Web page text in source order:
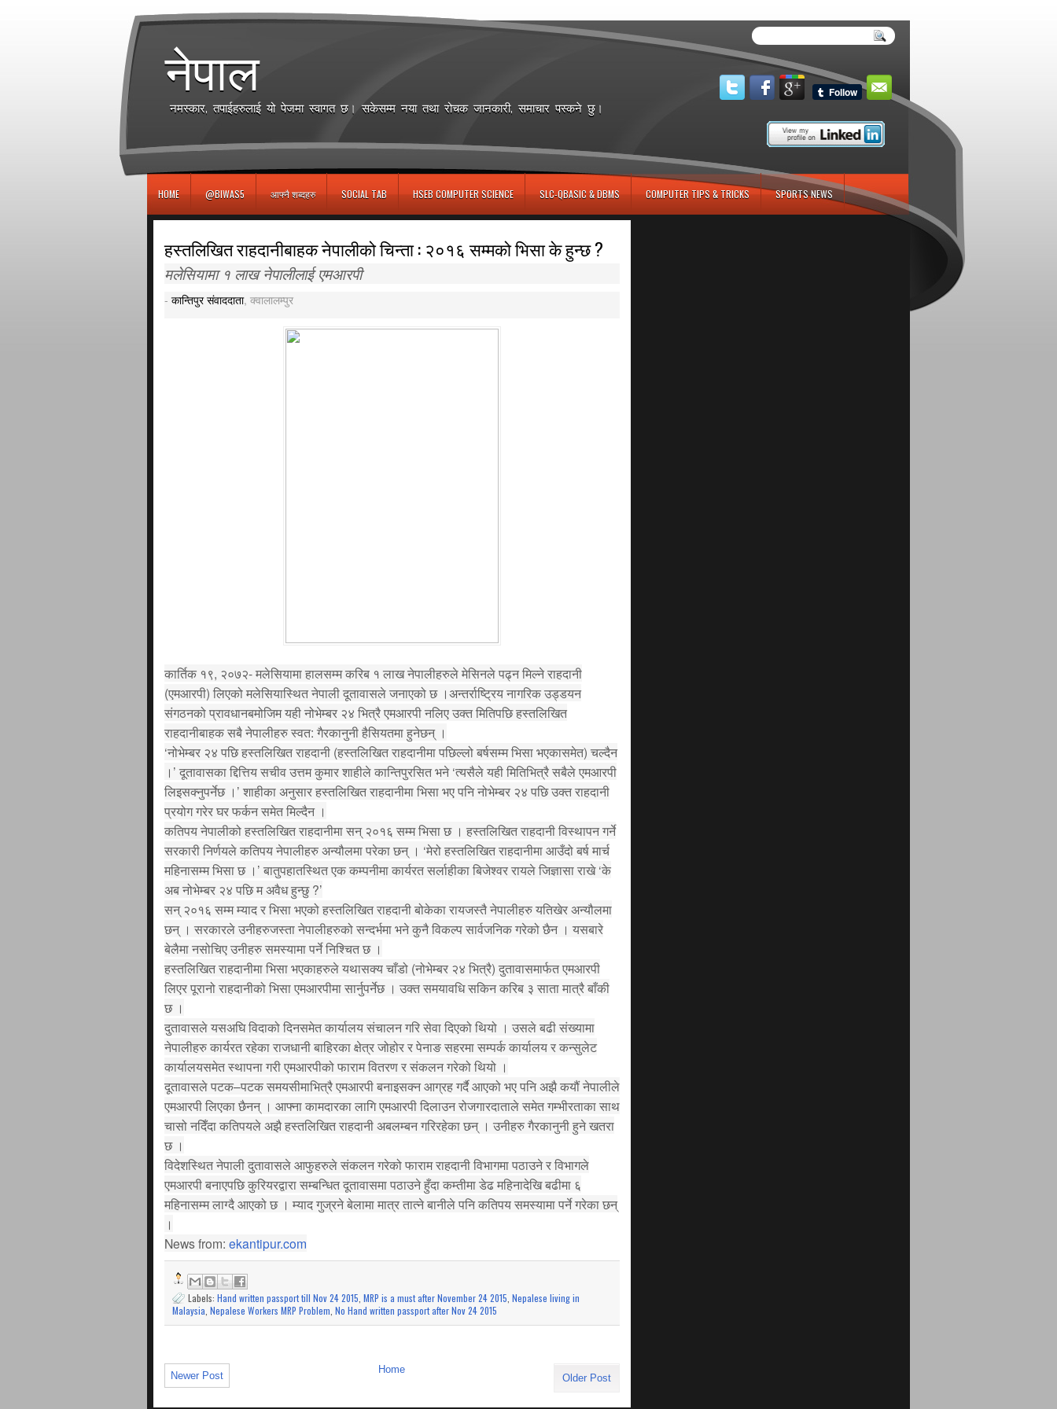
नेपाल
नमस्कार, तपाईहरुलाई यो पेजमा स्वागत छ। सकेसम्म नया तथा रोचक जानकारी, समाचार पस्कने छु।
HOME @BIWAS5 आफ्नै शब्दहरु SOCIAL TAB HSEB COMPUTER SCIENCE SLC-QBASIC & DBMS COMPUTER TIPS & TRICKS SPORTS NEWS
हस्तलिखित राहदानीबाहक नेपालीको चिन्ता : २०१६ सम्मको भिसा के हुन्छ ?
मलेसियामा १ लाख नेपालीलाई एमआरपी
- कान्तिपुर संवाददाता, क्वालालम्पुर
कार्तिक १९, २०७२- मलेसियामा हालसम्म करिब १ लाख नेपालीहरुले मेसिनले पढ्न मिल्ने राहदानी
(एमआरपी) लिएको मलेसियास्थित नेपाली दूतावासले जनाएको छ ।अन्तर्राष्ट्रिय नागरिक उड्डयन
संगठनको प्रावधानबमोजिम यही नोभेम्बर २४ भित्रै एमआरपी नलिए उक्त मितिपछि हस्तलिखित
राहदानीबाहक सबै नेपालीहरु स्वत: गैरकानुनी हैसियतमा हुनेछन् ।
‘नोभेम्बर २४ पछि हस्तलिखित राहदानी (हस्तलिखित राहदानीमा पछिल्लो बर्षसम्म भिसा भएकासमेत) चल्दैन
।’ दूतावासका द्दित्तिय सचीव उत्तम कुमार शाहीले कान्तिपुरसित भने ‘त्यसैले यही मितिभित्रै सबैले एमआरपी
लिइसक्नुपर्नेछ ।’ शाहीका अनुसार हस्तलिखित राहदानीमा भिसा भए पनि नोभेम्बर २४ पछि उक्त राहदानी
प्रयोग गरेर घर फर्कन समेत मिल्दैन ।
कतिपय नेपालीको हस्तलिखित राहदानीमा सन् २०१६ सम्म भिसा छ । हस्तलिखित राहदानी विस्थापन गर्ने
सरकारी निर्णयले कतिपय नेपालीहरु अन्यौलमा परेका छन् । ‘मेरो हस्तलिखित राहदानीमा आउँदो बर्ष मार्च
महिनासम्म भिसा छ ।’ बातुपहातस्थित एक कम्पनीमा कार्यरत सर्लाहीका बिजेश्वर रायले जिज्ञासा राखे ‘के
अब नोभेम्बर २४ पछि म अवैध हुन्छु ?’
सन् २०१६ सम्म म्याद र भिसा भएको हस्तलिखित राहदानी बोकेका रायजस्तै नेपालीहरु यतिखेर अन्यौलमा
छन् । सरकारले उनीहरुजस्ता नेपालीहरुको सन्दर्भमा भने कुनै विकल्प सार्वजनिक गरेको छैन । यसबारे
बेलैमा नसोचिए उनीहरु समस्यामा पर्ने निश्चित छ ।
हस्तलिखित राहदानीमा भिसा भएकाहरुले यथासक्य चाँडो (नोभेम्बर २४ भित्रै) दुतावासमार्फत एमआरपी
लिएर पूरानो राहदानीको भिसा एमआरपीमा सार्नुपर्नेछ । उक्त समयावधि सकिन करिब ३ साता मात्रै बाँकी
छ ।
दुतावासले यसअघि विदाको दिनसमेत कार्यालय संचालन गरि सेवा दिएको थियो । उसले बढी संख्यामा
नेपालीहरु कार्यरत रहेका राजधानी बाहिरका क्षेत्र जोहोर र पेनाङ सहरमा सम्पर्क कार्यालय र कन्सुलेट
कार्यालयसमेत स्थापना गरी एमआरपीको फाराम वितरण र संकलन गरेको थियो ।
दूतावासले पटक–पटक समयसीमाभित्रै एमआरपी बनाइसक्न आग्रह गर्दै आएको भए पनि अझै कयौं नेपालीले
एमआरपी लिएका छैनन् । आफ्ना कामदारका लागि एमआरपी दिलाउन रोजगारदाताले समेत गम्भीरताका साथ
चासो नदिँदा कतिपयले अझै हस्तलिखित राहदानी अबलम्बन गरिरहेका छन् । उनीहरु गैरकानुनी हुने खतरा
छ ।
विदेशस्थित नेपाली दुतावासले आफुहरुले संकलन गरेको फाराम राहदानी विभागमा पठाउने र विभागले
एमआरपी बनाएपछि कुरियरद्वारा सम्बन्धित दूतावासमा पठाउने हुँदा कम्तीमा डेढ महिनादेखि बढीमा ६
महिनासम्म लाग्दै आएको छ । म्याद गुज्रने बेलामा मात्र तात्ने बानीले पनि कतिपय समस्यामा पर्ने गरेका छन्
।
News from: ekantipur.com
Labels: Hand written passport till Nov 24 2015 MRP is a must after November 24 2015 Nepalese living in
Malaysia Nepalese Workers MRP Problem No Hand written passport after Nov 24 2015
Newer Post Older Post
Home